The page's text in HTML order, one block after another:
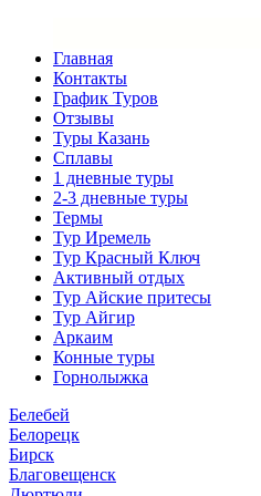
Главная
Контакты
График Туров
Отзывы
Туры Казань
Сплавы
1 дневные туры
2-3 дневные туры
Термы
Тур Иремель
Тур Красный Ключ
Активный отдых
Тур Айские притесы
Тур Айгир
Аркаим
Конные туры
Горнолыжка
Белебей
Белорецк
Бирск
Благовещенск